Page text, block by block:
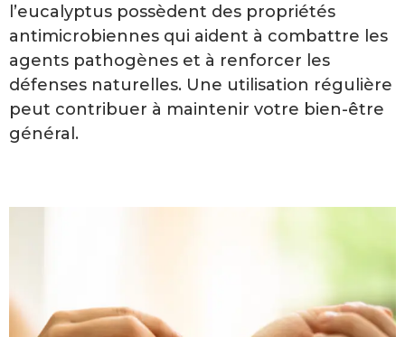
l’eucalyptus possèdent des propriétés
antimicrobiennes qui aident à combattre les
agents pathogènes et à renforcer les
défenses naturelles. Une utilisation régulière
peut contribuer à maintenir votre bien-être
général.